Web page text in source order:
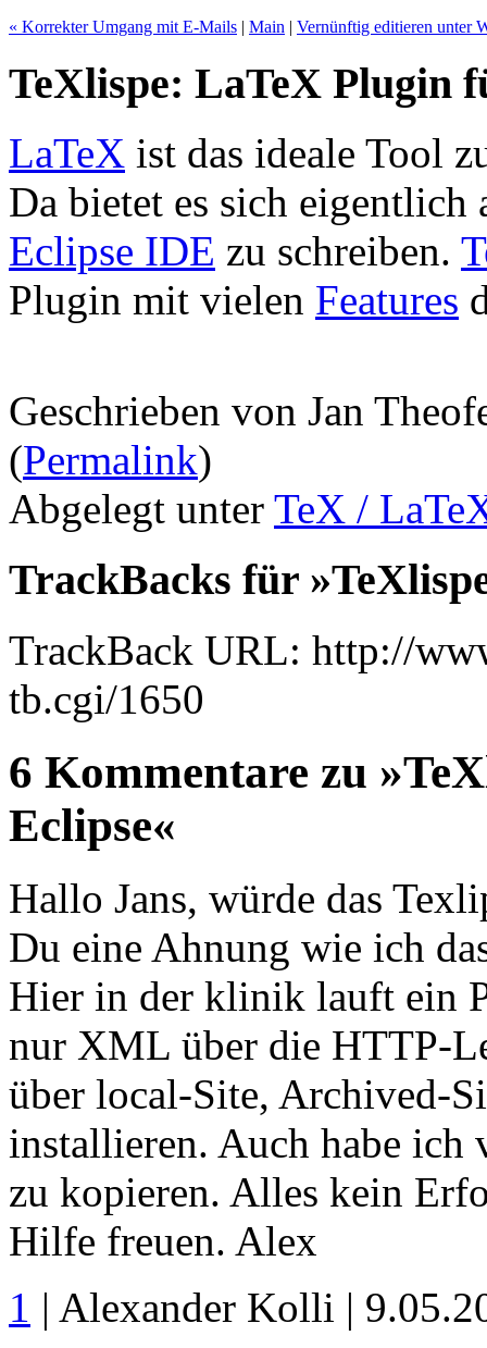
« Korrekter Umgang mit E-Mails | Main | Vernünftig editieren unter
TeXlispe: LaTeX Plugin
LaTeX ist das ideale Tool
Da bietet es sich
Eclipse IDE zu schreiben.
Plugin mit vielen Features
Geschrieben von Jan
(Permalink)
Abgelegt unter TeX /
TrackBacks für
TrackBack URL: http://
tb.cgi/1650
6 Kommentare zu
Eclipse«
Hallo Jans, würde das
Du eine Ahnung wie ich
Hier in der klinik lauft ein
nur XML über die HTTP-
über local-Site, Archived-
installieren. Auch habe ich
zu kopieren. Alles kein
Hilfe freuen. Alex
1 | Alexander Kolli |